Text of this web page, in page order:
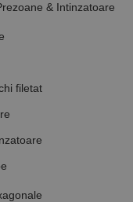
& Intinzatoare
filetat